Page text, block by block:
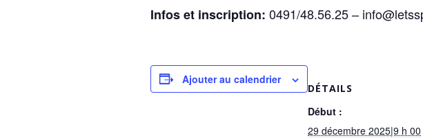
Infos et inscription: 0491/48.56.25 –
Ajouter au calendrier
DÉTAILS
Début :
29 décembre 2025|9 h 00